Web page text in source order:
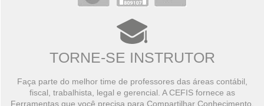
TORNE-SE INSTRUTOR
Faça parte do melhor time de professores das áreas contábil,
fiscal, trabalhista, legal e gerencial. A CEFIS fornece as
Ferramentas que você precisa para Compartilhar Conhecimento,